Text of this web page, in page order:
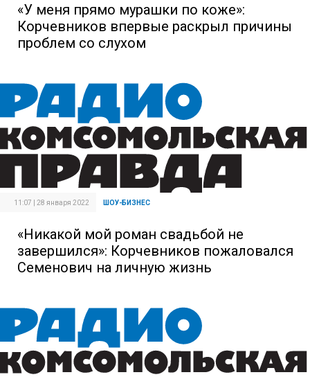
«У меня прямо мурашки по коже»:
Корчевников впервые раскрыл причины
проблем со слухом
11:07 | 28 января 2022 ШОУ-БИЗНЕС
«Никакой мой роман свадьбой не
завершился»: Корчевников пожаловался
Семенович на личную жизнь